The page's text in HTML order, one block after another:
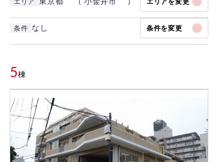
条件 なし 条件を変更
5棟